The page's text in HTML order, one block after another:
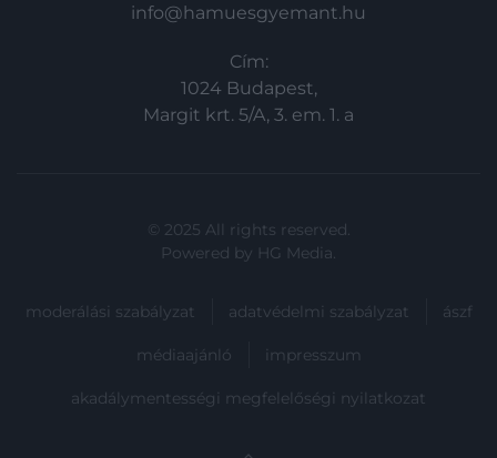
info@hamuesgyemant.hu
Cím:
1024 Budapest,
Margit krt. 5/A, 3. em. 1. a
© 2025 All rights reserved.
Powered by HG Media.
moderálási szabályzat adatvédelmi szabályzat ászf
médiaajánló impresszum
akadálymentességi megfelelőségi nyilatkozat